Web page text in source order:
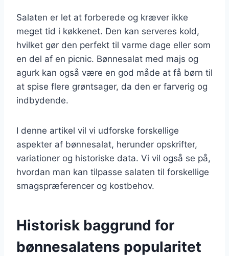
Salaten er let at forberede og kræver ikke
meget tid i køkkenet. Den kan serveres kold,
hvilket gør den perfekt til varme dage eller som
en del af en picnic. Bønnesalat med majs og
agurk kan også være en god måde at få børn til
at spise flere grøntsager, da den er farverig og
indbydende.
I denne artikel vil vi udforske forskellige
aspekter af bønnesalat, herunder opskrifter,
variationer og historiske data. Vi vil også se på,
hvordan man kan tilpasse salaten til forskellige
smagspræferencer og kostbehov.
Historisk baggrund for
bønnesalatens popularitet